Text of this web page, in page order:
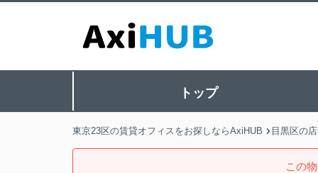
トップ
東京23区の賃貸オフィスをお探しならAxiHUB 目黒区の
この